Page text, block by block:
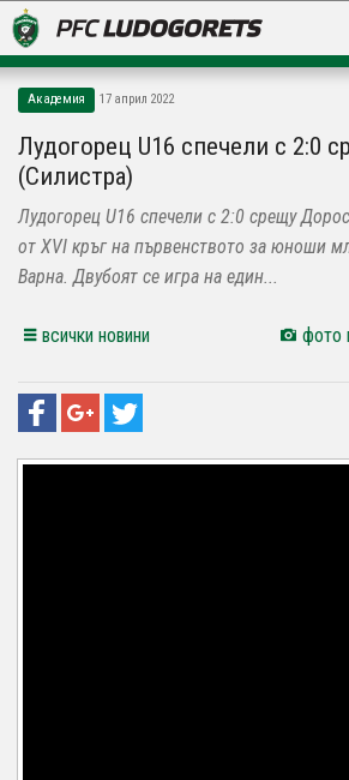
LUDOGORETS TV
НА ТЕРЕНА
СТАДИОН & БАЗИ
Академия 17 април 2022
Лудогорец U16 спечели с 2:0
(Силистра)
Лудогорец U16 спечели с 2:0 срещу
от XVI кръг на първенството за юноши
Варна. Двубоят се игра на един...
всички новини фото